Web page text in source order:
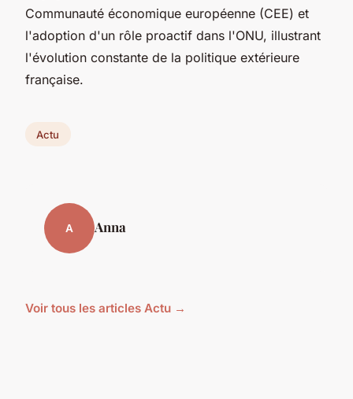
Communauté économique européenne (CEE) et
l'adoption d'un rôle proactif dans l'ONU, illustrant
l'évolution constante de la politique extérieure
française.
Actu
A Anna
Voir tous les articles Actu →